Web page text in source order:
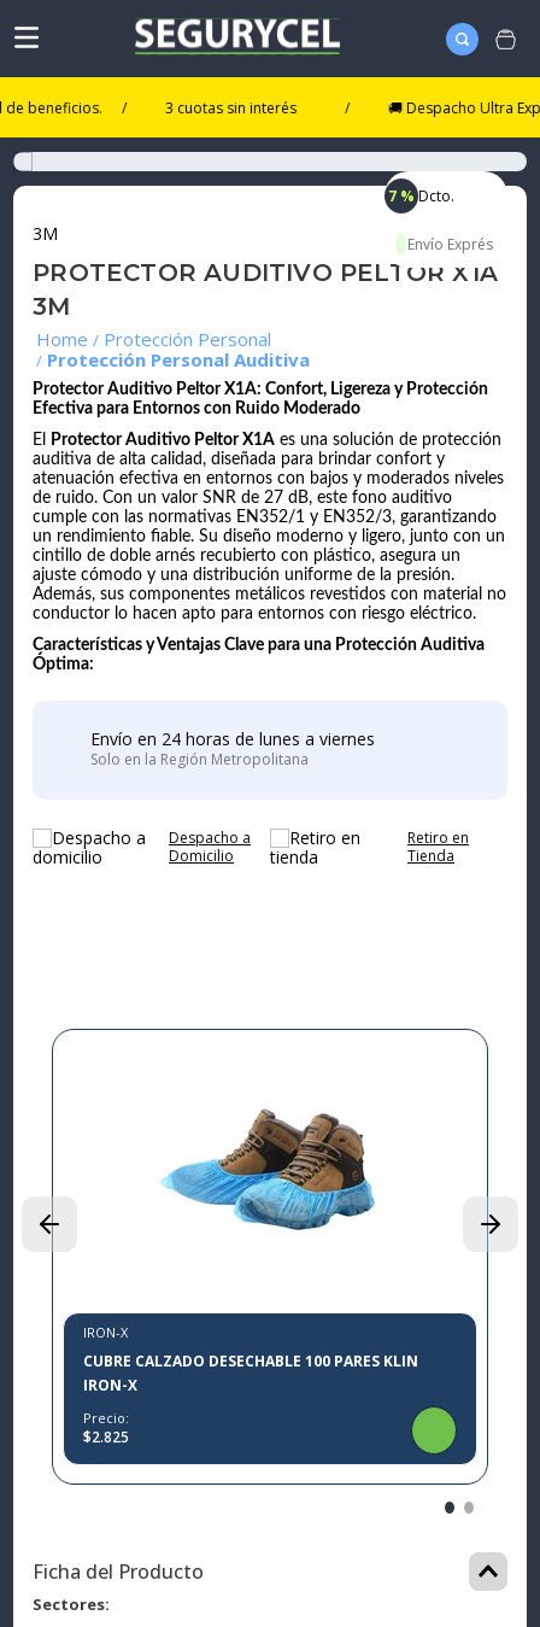
/ 3 cuotas sin interés
7 % Dcto.
3M
PROTECTOR AUDITIVO PELTOR X1A
3M
Protección Personal
Protección Personal Auditiva
Protector Auditivo Peltor X1A: Confort, Ligereza y Protección
Efectiva para Entornos con Ruido Moderado
El
Protector Auditivo Peltor X1A es una solución de protección
auditiva de alta calidad, diseñada para brindar confort y
atenuación efectiva en entornos con bajos y moderados niveles
de ruido. Con un valor SNR de 27 dB, este fono auditivo
cumple con las normativas EN352/1 y EN352/3, garantizando
un rendimiento fiable. Su diseño moderno y ligero, junto con un
cintillo de doble arnés recubierto con plástico, asegura un
ajuste cómodo y una distribución uniforme de la presión.
Además, sus componentes metálicos revestidos con material no
conductor lo hacen apto para entornos con riesgo eléctrico.
Características y Ventajas Clave para una Protección Auditiva
Óptima:
Envío en 24 horas de lunes a viernes
Solo en la Región Metropolitana
Despacho a
Domicilio
Retiro en
Tienda
IRON-X
CUBRE CALZADO DESECHABLE 100 PARES KLIN
IRON-X
Precio:
$2.825
Ficha del Producto
Sectores